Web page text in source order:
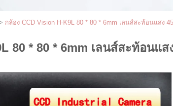
กล้อง CCD Vision H-K9L 80 * 80 * 6mm เลนส์สะท้อนแสง
80 * 80 * 6mm เลนส์สะท้อนแส